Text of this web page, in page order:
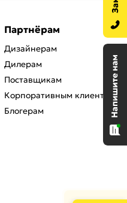
Партнёрам
Дизайнерам
Дилерам
Поставщикам
Корпоративным клиентам
Блогерам